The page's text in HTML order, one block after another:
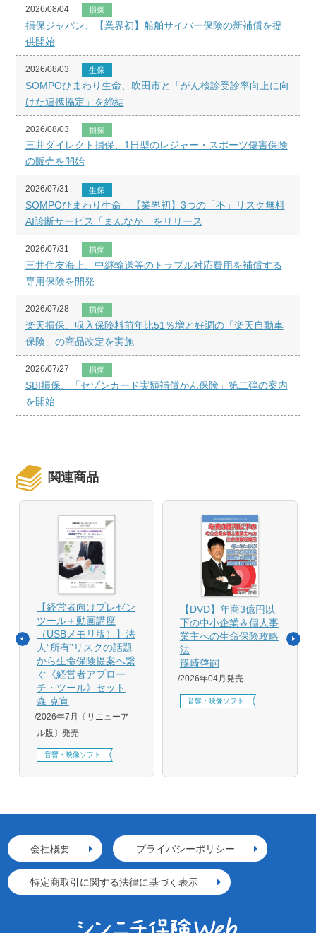
2026/08/04 損保
損保ジャパン、【業界初】船舶サイバー保険の新補償を提
供開始
2026/08/03 生保
SOMPOひまわり生命、吹田市と「がん検診受診率向上に向
けた連携協定」を締結
2026/08/03 損保
三井ダイレクト損保、1日型のレジャー・スポーツ傷害保険
の販売を開始
2026/07/31 生保
SOMPOひまわり生命、【業界初】3つの「不」リスク無料
AI診断サービス「まんなか」をリリース
2026/07/31 損保
三井住友海上、中継輸送等のトラブル対応費用を補償する
専用保険を開発
2026/07/28 損保
楽天損保、収入保険料前年比51％増と好調の「楽天自動車
保険」の商品改定を実施
2026/07/27 損保
SBI損保、「セゾンカード実額補償がん保険」第二弾の案内
を開始
関連商品
【経営者向けプレゼン
ツール＋動画講座
（USBメモリ版）】法
人“所有”リスクの話題
から生命保険提案へ繋
ぐ《経営者アプロー
チ・ツール》セット
森 克宣
2026年7月〔リニューア
ル版〕発売
音響・映像ソフト
【DVD】年商3億円以
下の中小企業＆個人事
業主への生命保険攻略
法
篠崎啓嗣
2026年04月発売
音響・映像ソフト
会社概要 プライバシーポリシー
特定商取引に関する法律に基づく表示